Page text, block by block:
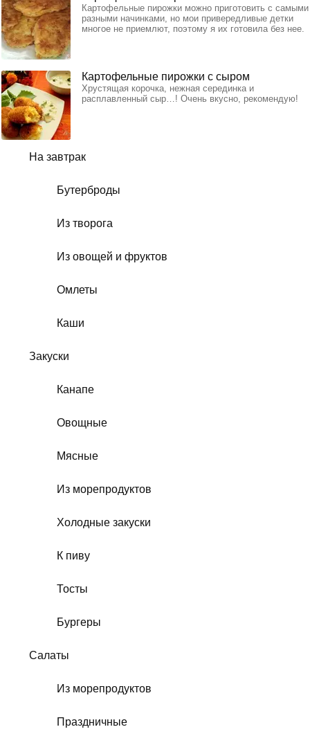
На завтрак
Бутерброды
Из творога
Из овощей и фруктов
Омлеты
Каши
Закуски
Канапе
Овощные
Мясные
Из морепродуктов
Холодные закуски
К пиву
Тосты
Бургеры
Салаты
Из морепродуктов
Праздничные
Картофельные пирожки можно приготовить с самыми
разными начинками, но мои привередливые детки
многое не приемлют, поэтому я их готовила без нее.
Картофельные пирожки с сыром
Хрустящая корочка, нежная серединка и
расплавленный сыр…! Очень вкусно, рекомендую!